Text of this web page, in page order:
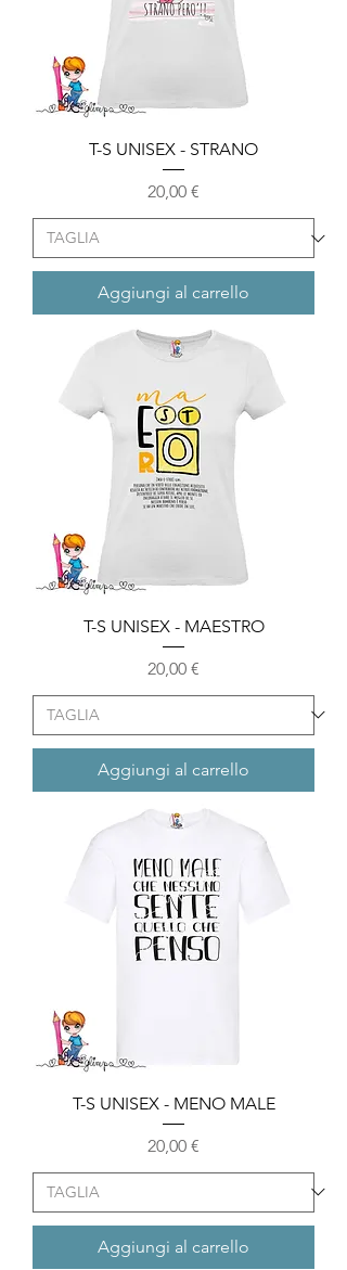
T-S UNISEX - STRANO
Prezzo
20,00 €
Aggiungi al carrello
T-S UNISEX - MAESTRO
Prezzo
20,00 €
Aggiungi al carrello
T-S UNISEX - MENO MALE
Prezzo
20,00 €
Aggiungi al carrello